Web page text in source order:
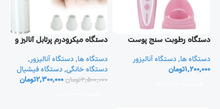
دستگاه رطوبت سنج پوست
دستگاه ها,دستگاه آنالیزور
1,200,000تومان
دستگاه میکرودرم پرتابل آنالیز و
دستگاه ها,دستگاه آنالیزور,
دستگاه خانگی,دستگاه فیشیال
2,500,000تومان2,300,000تومان